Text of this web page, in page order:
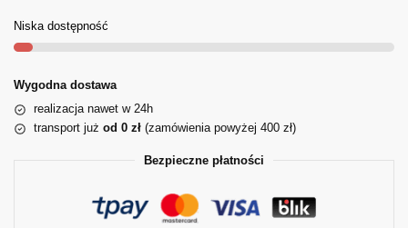
Niska dostępność
Wygodna dostawa
realizacja nawet w 24h
transport już od 0 zł (zamówienia powyżej 400 zł)
Bezpieczne płatności